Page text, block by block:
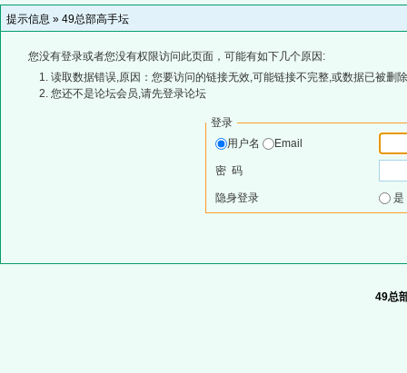
提示信息 » 49总部高手坛
您没有登录或者您没有权限访问此页面，可能有如下几个原因:
读取数据错误,原因：您要访问的链接无效,可能链接不完整,或数据已被删
您还不是论坛会员,请先登录论坛
登录
用户名
Email
密 码
隐身登录
49总